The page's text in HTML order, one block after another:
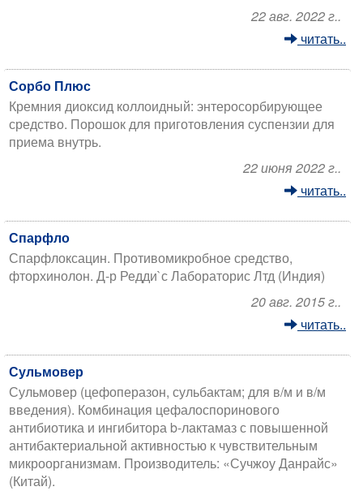
22 авг. 2022 г..
читать..
Сорбо Плюс
Кремния диоксид коллоидный: энтеросорбирующее
средство. Порошок для приготовления суспензии для
приема внутрь.
22 июня 2022 г..
читать..
Спарфло
Спарфлоксацин. Противомикробное средство,
фторхинолон. Д-р Редди`с Лабораторис Лтд (Индия)
20 авг. 2015 г..
читать..
Сульмовер
Сульмовер (цефоперазон, сульбактам; для в/м и в/м
введения). Комбинация цефалоспоринового
антибиотика и ингибитора b-лактамаз с повышенной
антибактериальной активностью к чувствительным
микроорганизмам. Производитель: «Сучжоу Данрайс»
(Китай).